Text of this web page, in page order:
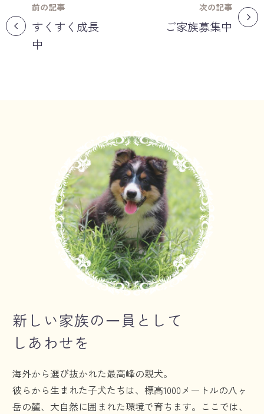
前の記事
すくすく成長
中
次の記事
ご家族募集中
新しい家族の一員として
しあわせを
海外から選び抜かれた最高峰の親犬。
彼らから生まれた子犬たちは、標高1000メートルの八ヶ
岳の麓、大自然に囲まれた環境で育ちます。ここでは、